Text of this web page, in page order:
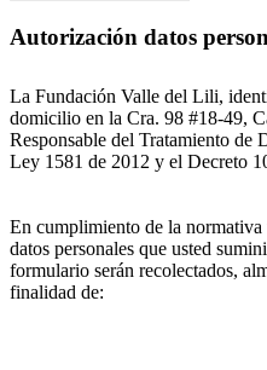
Autorización datos
La Fundación Valle del Lili,
domicilio en la Cra. 98 #18-49,
Responsable del Tratamiento de
Ley 1581 de 2012 y el Decreto
En cumplimiento de la
datos personales que usted
formulario serán recolectados,
finalidad de: